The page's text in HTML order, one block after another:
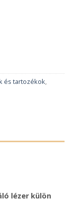
és tartozékok,
lézer külön